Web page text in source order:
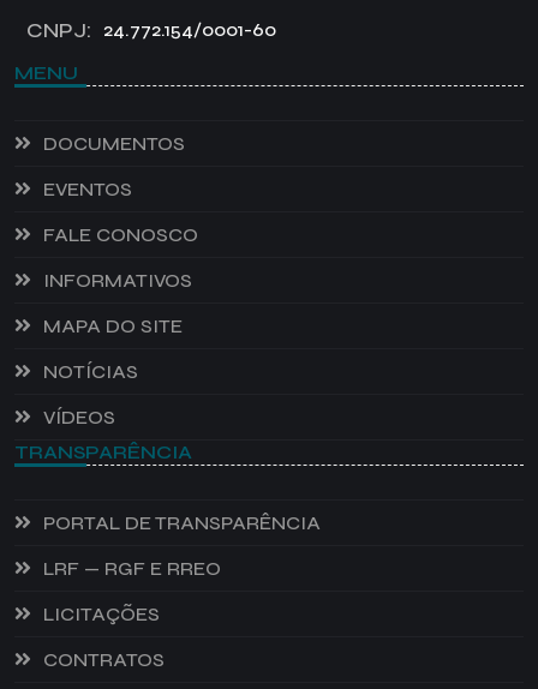
CNPJ: 24.772.154/0001-60
MENU
DOCUMENTOS
EVENTOS
FALE CONOSCO
INFORMATIVOS
MAPA DO SITE
NOTÍCIAS
VÍDEOS
TRANSPARÊNCIA
PORTAL DE TRANSPARÊNCIA
LRF — RGF E RREO
LICITAÇÕES
CONTRATOS